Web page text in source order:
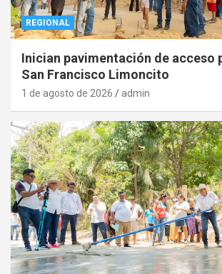
REGIONAL
Inician pavimentación de acceso
San Francisco Limoncito
1 de agosto de 2026 admin